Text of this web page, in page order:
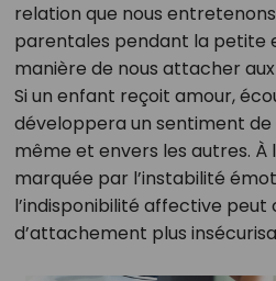
relation que nous
parentales pendant la petite
manière de nous attacher
Si un enfant reçoit amour,
développera un sentiment
même et envers les autres. À
marquée par l’instabilité
l’indisponibilité affective peut
d’attachement plus